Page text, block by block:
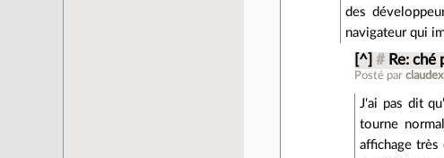
des
navigateur qui
[^] # Re: ché
Posté parclaudex
J'ai pas dit
tourne
affichage